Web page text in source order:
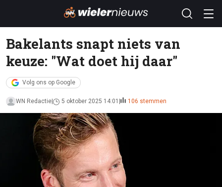
Bakelants snapt niets van
keuze: "Wat doet hij daar"
Volg ons op Google
WN Redactie 5 oktober 2025 14:01 106 stemmen